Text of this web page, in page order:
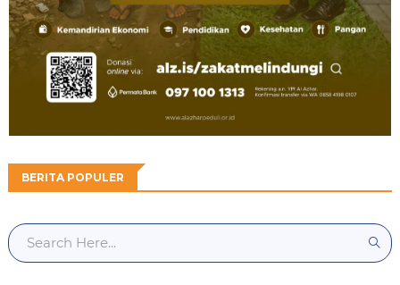
BERITA POPULER